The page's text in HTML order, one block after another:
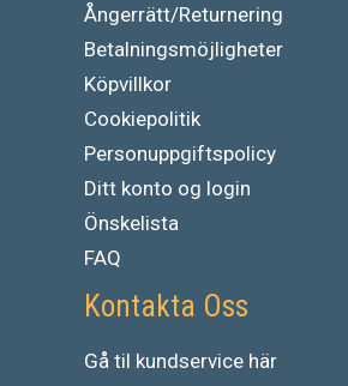
Ångerrätt/Returnering
Betalningsmöjligheter
Köpvillkor
Cookiepolitik
Personuppgiftspolicy
Ditt konto og login
Önskelista
FAQ
Kontakta Oss
Gå til kundservice här